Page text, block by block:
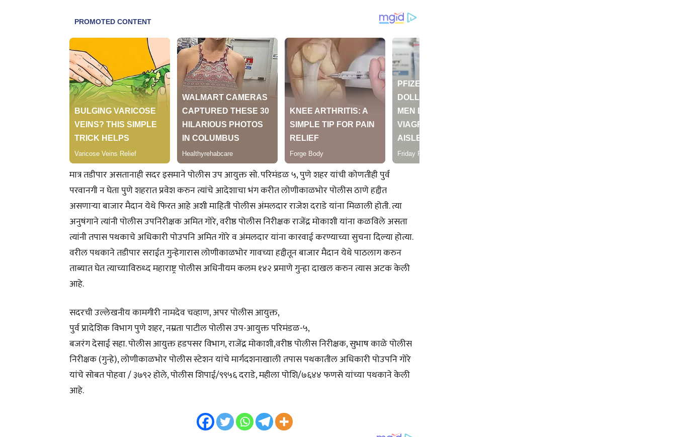
मात्र तडीपार असतानाही सदर इसमाने पोलीस उप आयुक्त सो. परिमंडळ ५, पुणे शहर यांची कोणतीही पुर्व
परवानगी न घेता पुणे शहरात प्रवेश करुन त्यांचे आदेशाचा भंग करीत लोणीकाळभोर पोलीस ठाणे हद्दीत
असणाऱ्या बाजार मैदान येथे फिरत आहे अशी माहिती पोलीस अंमलदार राजेश दराडे यांना मिळाली होती. त्या
अनुषंगाने त्यांनी पोलीस उपनिरीक्षक अमित गोरे, वरीष्ठ पोलीस निरीक्षक राजेंद्र मोकाशी यांना कळविले असता
त्यांनी तपास पथकाचे अधिकारी पोउपनि अमित गोरे व अंमलदार यांना कारवाई करण्याच्या सुचना दिल्या होत्या.
वरील पथकाने तडीपार सराईत गुन्हेगारास लोणीकाळभोर गावच्या हद्दीतून बाजार मैदान येथे पाठलाग करुन
ताब्यात घेत त्याच्याविरुध्द महाराष्ट्र पोलीस अधिनीयम कलम १४२ प्रमाणे गुन्हा दाखल करुन त्यास अटक केली
आहे.
सदरची उल्लेखनीय कामगीरी नामदेव चव्हाण, अपर पोलीस आयुक्त,
पुर्व प्रादेशिक विभाग पुणे शहर, नम्रता पाटील पोलीस उप-आयुक्त परिमंडळ-५,
बजरंग देसाई सहा. पोलीस आयुक्त हडपसर विभाग, राजेंद्र मोकाशी,वरीष्ठ पोलीस निरीक्षक, सुभाष काळे पोलीस
निरीक्षक (गुन्हे), लोणीकाळभोर पोलीस स्टेशन यांचे मार्गदशनाखाली तपास पथकातील अधिकारी पोउपनि गोरे
यांचे सोबत पोहवा / ३७९२ होले, पोलीस शिपाई/९९५६ दराडे, महीला पोशि/७६४४ फणसे यांच्या पथकाने केली
आहे.